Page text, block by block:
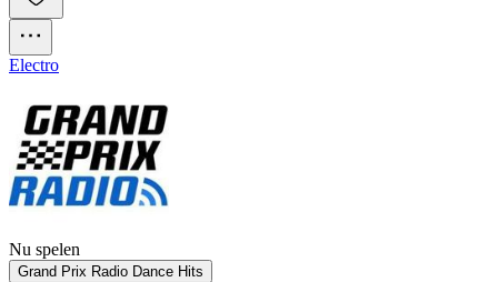
Electro
Nu spelen
Grand Prix Radio Dance Hits